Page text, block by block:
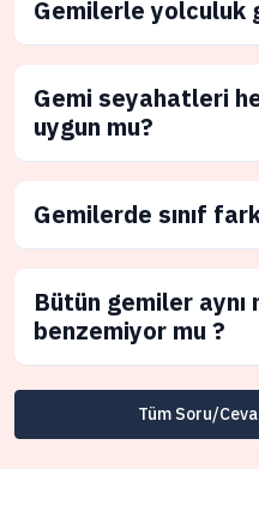
Gemilerle yolculuk
Gemi seyahatleri
uygun mu?
Gemilerde sınıf
Bütün gemiler aynı
benzemiyor mu ?
Tüm Soru/